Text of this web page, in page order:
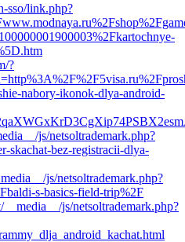
sso/link.php?
?
nabory-ikonok-dlya-android-
js/netsoltrademark.php?
skachat-bez-registracii-dlya-
js/netsoltrademark.php?
s-basics-field-trip%2F
js/netsoltrademark.php?